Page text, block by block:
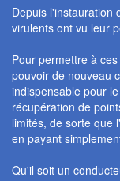
Depuis l'instauration
virulents ont vu leur
Pour permettre à
pouvoir de nouveau
indispensable pour
récupération de
limités, de sorte que
en payant
Qu'il soit un